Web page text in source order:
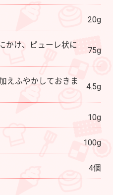
20g
かけ、ピューレ状に
75g
えふやかしておきま
4.5g
10g
100g
4個